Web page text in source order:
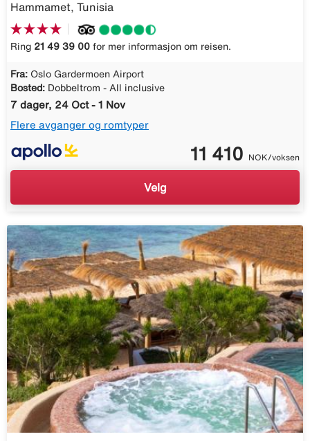
Hammamet, Tunisia
Ring 21 49 39 00 for mer informasjon om reisen.
Fra: Oslo Gardermoen Airport
Bosted: Dobbeltrom - All inclusive
7 dager, 24 Oct - 1 Nov
Flere avganger og romtyper
11 410 NOK/voksen
Velg